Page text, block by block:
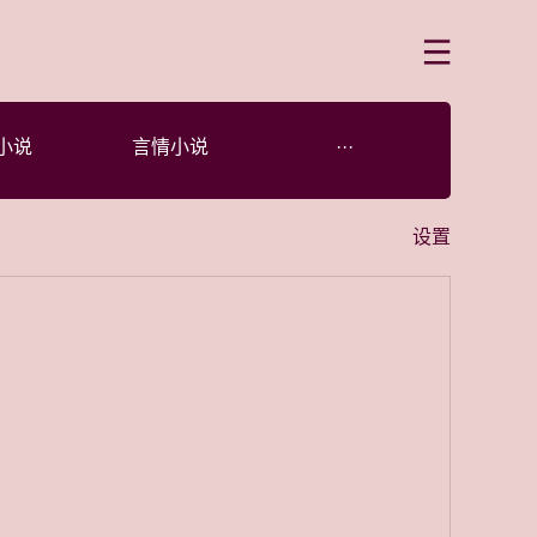
说 言情小说 ···
设置